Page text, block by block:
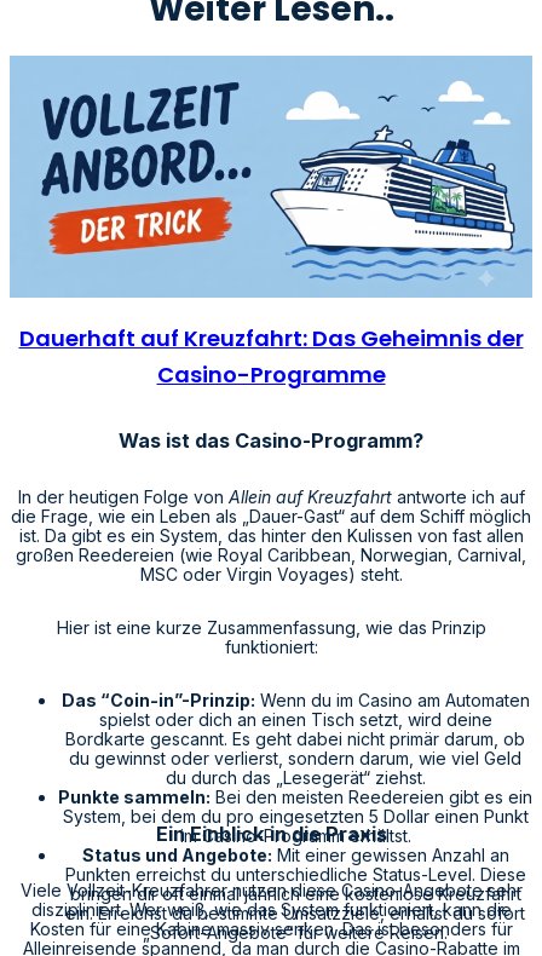
Dauerhaft auf Kreuzfahrt: Das Geheimnis der
Casino-Programme
Was ist das Casino-Programm?
In der heutigen Folge von Allein auf Kreuzfahrtantworte ich auf
die Frage, wie ein Leben als „Dauer-Gast“ auf dem Schiff möglich
ist. Da gibt es ein System, das hinter den Kulissen von fast allen
großen Reedereien (wie Royal Caribbean, Norwegian, Carnival,
MSC oder Virgin Voyages) steht.
Hier ist eine kurze Zusammenfassung, wie das Prinzip
funktioniert:
Das “Coin-in”-Prinzip: Wenn du im Casino am Automaten
spielst oder dich an einen Tisch setzt, wird deine
Bordkarte gescannt. Es geht dabei nicht primär darum, ob
du gewinnst oder verlierst, sondern darum, wie viel Geld
du durch das „Lesegerät“ ziehst.
Punkte sammeln: Bei den meisten Reedereien gibt es ein
System, bei dem du pro eingesetzten 5 Dollar einen Punkt
im Casino-Programm erhältst.
Status und Angebote: Mit einer gewissen Anzahl an
Punkten erreichst du unterschiedliche Status-Level. Diese
bringen dir oft einmal jährlich eine kostenlose Kreuzfahrt
ein. Erreichst du bestimmte Umsatzziele, erhältst du sofort
„Sofort-Angebote“ für weitere Reisen.
Ein Einblick in die Praxis
Viele Vollzeit-Kreuzfahrer nutzen diese Casino-Angebote sehr
diszipliniert. Wer weiß, wie das System funktioniert, kann die
Kosten für eine Kabine massiv senken. Das ist besonders für
Alleinreisende spannend, da man durch die Casino-Rabatte im